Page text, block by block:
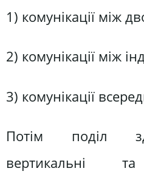
1) комунікації між
2) комунікації між
3) комунікації
Потім поділ
вертикальні та